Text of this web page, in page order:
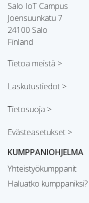
Salo IoT Campus
Joensuunkatu 7
24100 Salo
Finland
Tietoa meistä >
Laskutustiedot >
Tietosuoja >
Evästeasetukset >
KUMPPANIOHJELMA
Yhteistyökumppanit
Haluatko kumppaniksi?